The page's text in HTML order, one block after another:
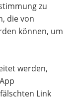
zu
die von
können, um
werden,
Link